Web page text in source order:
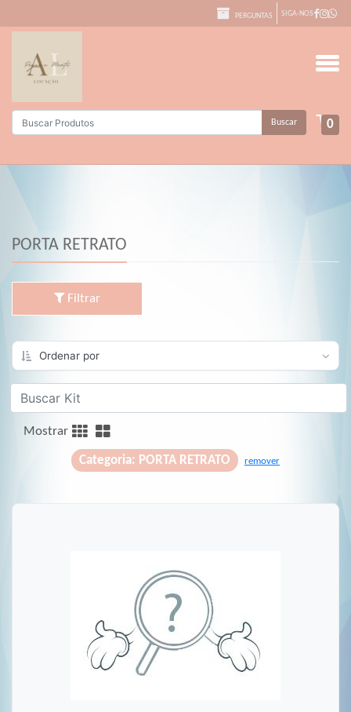
PERGUNTAS SIGA-NOS
Buscar 0
PORTA RETRATO
Filtrar
Mostrar
Categoria: PORTA RETRATO remover